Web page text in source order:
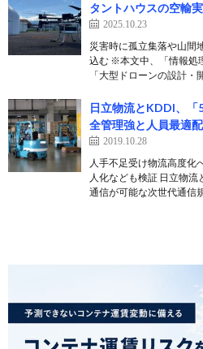
タントハウスの空輸
2025.10.23
災害時に孤立集落や山間
込む ※本文中、「情報処
「大型ドローンの設計
日立物流とKDDI、「
全管理強と人員最適
2019.10.28
人手不足受け物流高度化
人化なども検証 日立物
通信が可能な次世代通信